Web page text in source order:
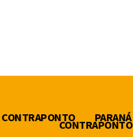
CONTRAPONTO
CONTRAPONTO PARANÁ